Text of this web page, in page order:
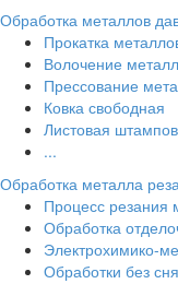
Обработка металлов
Прокатка
Волочение
Прессование
Ковка свободная
Листовая
...
Обработка металла
Процесс резания
Обработка
Электрохимико-
Обработки без